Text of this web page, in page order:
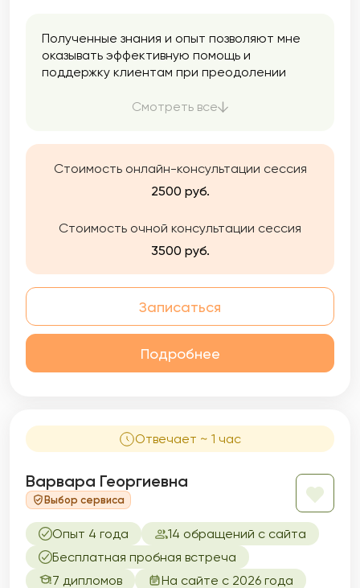
Полученные знания и опыт позволяют мне
оказывать эффективную помощь и
поддержку клиентам при преодолении
формировании их индивидуального пути
лучшему пониманию своих эмоций, чувств и
Смотреть все
Стоимость онлайн-консультации сессия
2500 руб.
Стоимость очной консультации сессия
3500 руб.
Записаться
Подробнее
Отвечает ~ 1 час
Варвара Георгиевна
Выбор сервиса
Опыт 4 года
14 обращений с сайта
Бесплатная пробная встреча
7 дипломов
На сайте с 2026 года